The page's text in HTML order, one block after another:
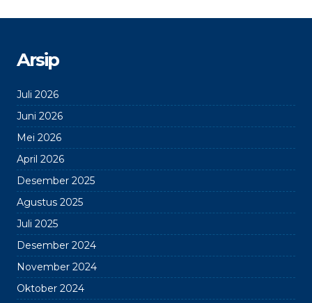
Arsip
Juli 2026
Juni 2026
Mei 2026
April 2026
Desember 2025
Agustus 2025
Juli 2025
Desember 2024
November 2024
Oktober 2024